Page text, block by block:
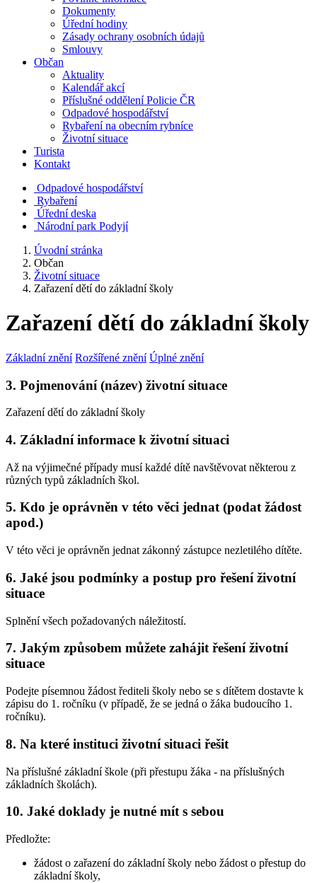
Dokumenty
Úřední hodiny
Zásady ochrany osobních údajů
Smlouvy
Občan
Aktuality
Kalendář akcí
Příslušné oddělení Policie ČR
Odpadové hospodářství
Rybaření na obecním rybníce
Životní situace
Turista
Kontakt
Odpadové hospodářství
Rybaření
Úřední deska
Národní park Podyjí
Úvodní stránka
Občan
Životní situace
Zařazení dětí do základní školy
Zařazení dětí do základní školy
Základní znění Rozšířené znění Úplné znění
3. Pojmenování (název) životní situace
Zařazení dětí do základní školy
4. Základní informace k životní situaci
Až na výjimečné případy musí každé dítě navštěvovat některou z
různých typů základních škol.
5. Kdo je oprávněn v této věci jednat (podat žádost
apod.)
V této věci je oprávněn jednat zákonný zástupce nezletilého dítěte.
6. Jaké jsou podmínky a postup pro řešení životní
situace
Splnění všech požadovaných náležitostí.
7. Jakým způsobem můžete zahájit řešení životní
situace
Podejte písemnou žádost řediteli školy nebo se s dítětem dostavte k
zápisu do 1. ročníku (v případě, že se jedná o žáka budoucího 1.
ročníku).
8. Na které instituci životní situaci řešit
Na příslušné základní škole (při přestupu žáka - na příslušných
základních školách).
10. Jaké doklady je nutné mít s sebou
Předložte:
žádost o zařazení do základní školy nebo žádost o přestup do
základní školy,